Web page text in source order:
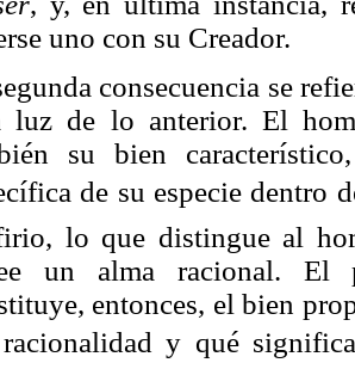
uno con su Creador.
consecuencia se
luz de lo anterior. El
su bien
de su especie dentro
lo que distingue al
un alma racional. El
entonces, el bien
y qué